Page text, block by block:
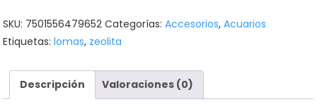
SKU: 7501556479652 Categorías:Accesorios,Acuarios
Etiquetas:lomas, zeolita
Descripción Valoraciones (0)